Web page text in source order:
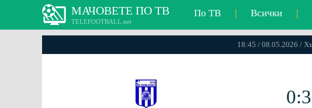
МАЧОВЕТЕ ПО ТВ
TELEFOOTBALL.net
По ТВ | Всички |
18:45 / 08.05.2026 /
0:3